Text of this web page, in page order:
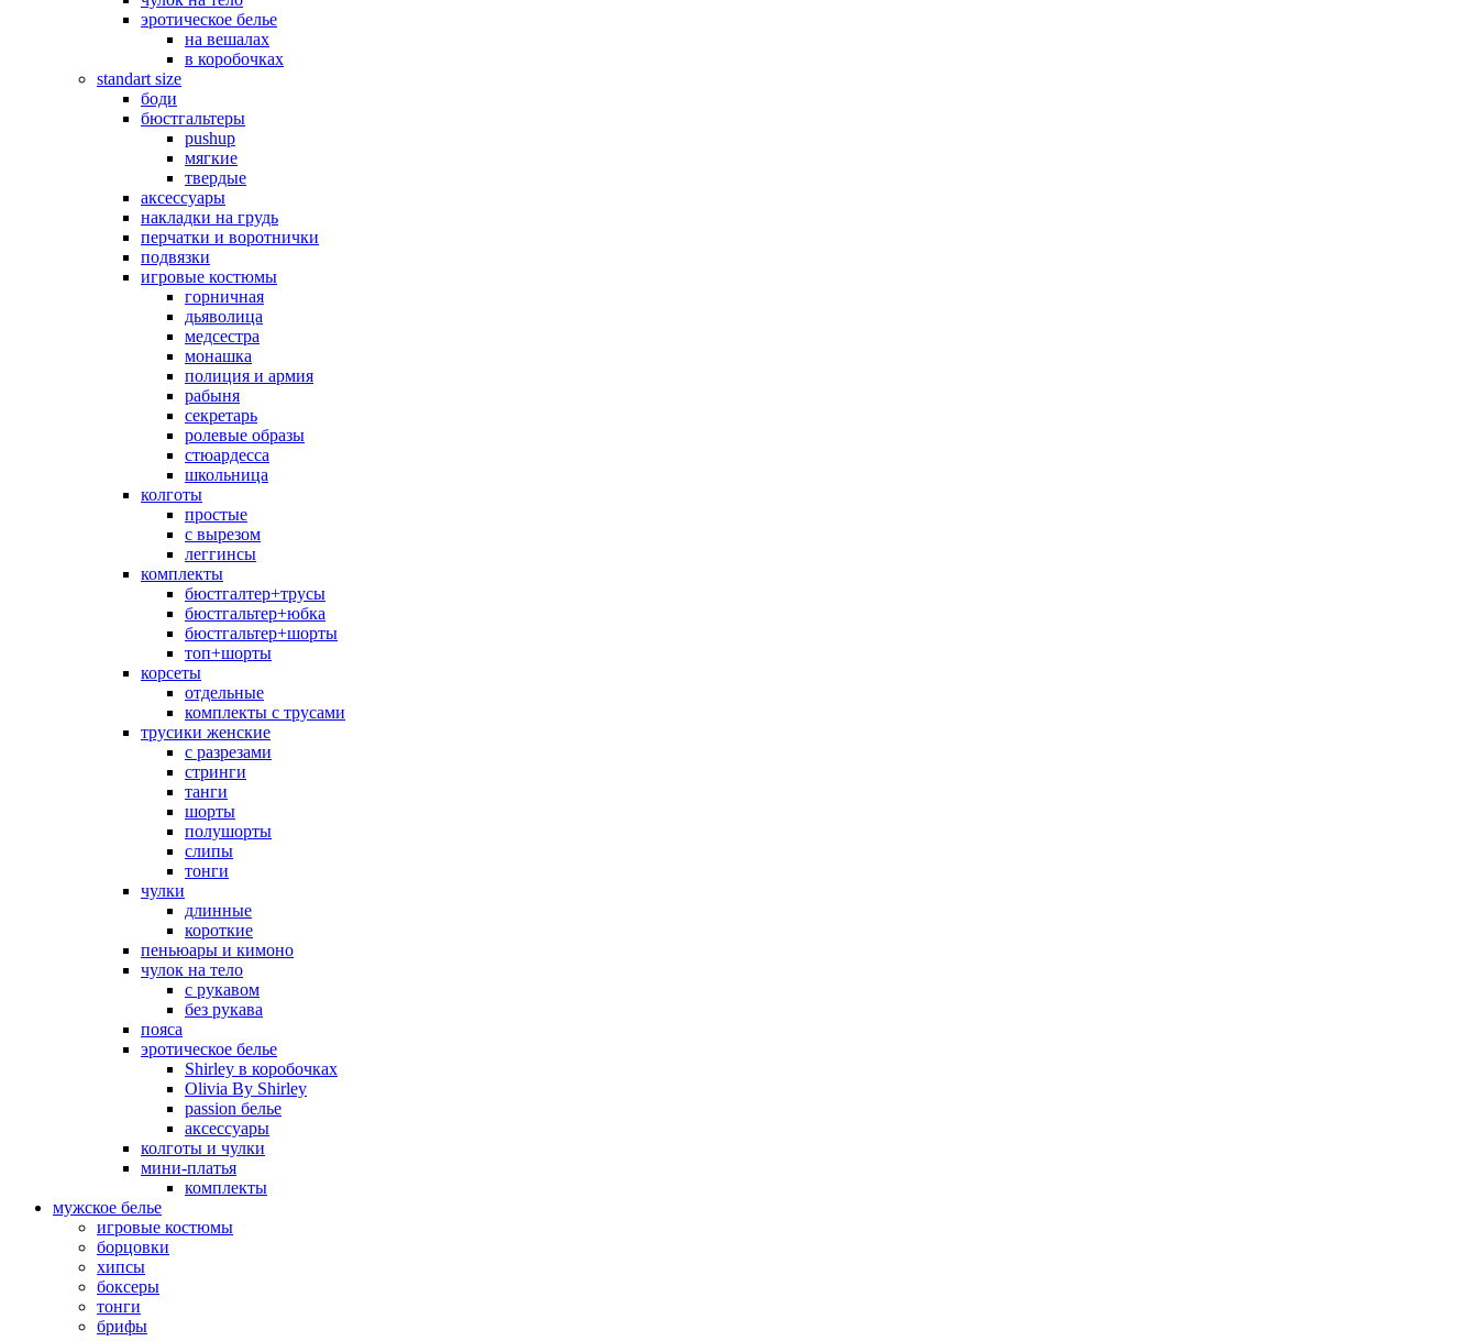
эротическое белье
на вешалах
в коробочках
standart size
боди
бюстгальтеры
pushup
мягкие
твердые
аксессуары
накладки на грудь
перчатки и воротнички
подвязки
игровые костюмы
горничная
дьяволица
медсестра
монашка
полиция и армия
рабыня
секретарь
ролевые образы
стюардесса
школьница
колготы
простые
с вырезом
леггинсы
комплекты
бюстгалтер+трусы
бюстгальтер+юбка
бюстгальтер+шорты
топ+шорты
корсеты
отдельные
комплекты с трусами
трусики женские
с разрезами
стринги
танги
шорты
полушорты
слипы
тонги
чулки
длинные
короткие
пеньюары и кимоно
чулок на тело
с рукавом
без рукава
пояса
эротическое белье
Shirley в коробочках
Olivia By Shirley
passion белье
аксессуары
колготы и чулки
мини-платья
комплекты
мужское белье
игровые костюмы
борцовки
хипсы
боксеры
тонги
брифы